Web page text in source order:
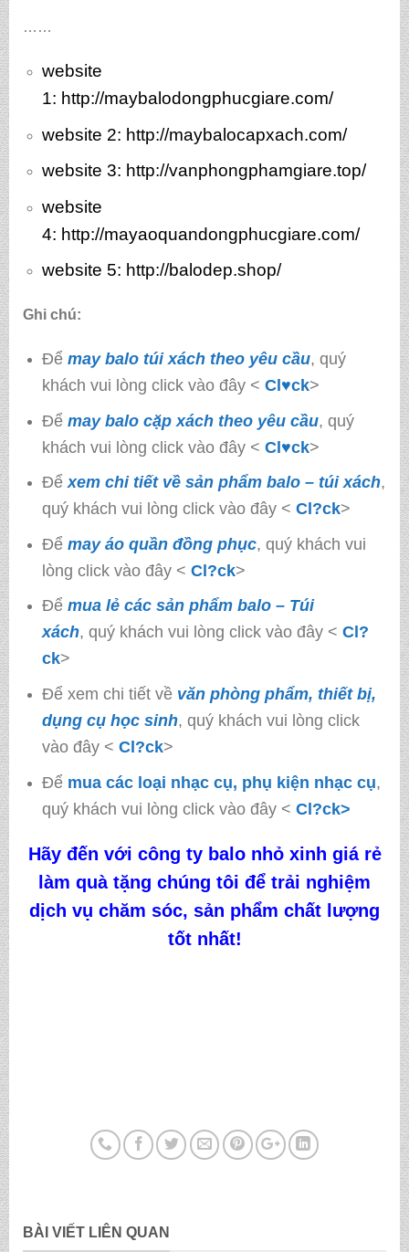
……
website
1: http://maybalodongphucgiare.com/
website 2: http://maybalocapxach.com/
website 3: http://vanphongphamgiare.top/
website
4: http://mayaoquandongphucgiare.com/
website 5: http://balodep.shop/
Ghi chú:
Để may balo túi xách theo yêu cầu, quý
khách vui lòng click vào đây < Cl♥ck>
Để may balo cặp xách theo yêu cầu, quý
khách vui lòng click vào đây < Cl♥ck>
Để xem chi tiết về sản phẩm balo – túi xách,
quý khách vui lòng click vào đây < Cl?ck>
Để may áo quần đồng phục, quý khách vui
lòng click vào đây < Cl?ck>
Để mua lẻ các sản phẩm balo – Túi
xách, quý khách vui lòng click vào đây < Cl?
ck>
Để xem chi tiết về văn phòng phẩm, thiết bị,
dụng cụ học sinh, quý khách vui lòng click
vào đây < Cl?ck>
Để mua các loại nhạc cụ, phụ kiện nhạc cụ,
quý khách vui lòng click vào đây < Cl?ck>
Hãy đến với công ty balo nhỏ xinh giá rẻ
làm quà tặng chúng tôi để trải nghiệm
dịch vụ chăm sóc, sản phẩm chất lượng
tốt nhất!
BÀI VIẾT LIÊN QUAN